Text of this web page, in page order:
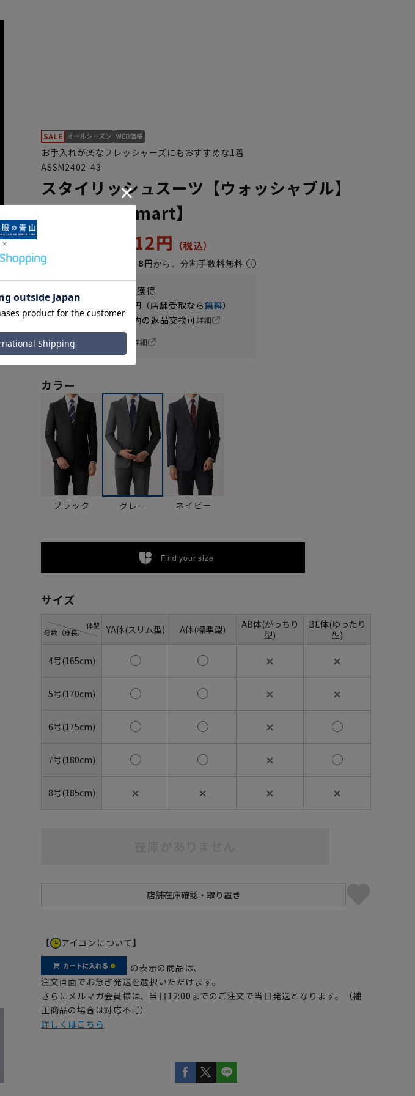
お手入れが楽なフレッシャーズにもおすすめな1着
ASSM2402-43
スタイリッシュスーツ【ウォッシャブル】
【Plastics Smart】
17,512円
月々2,918円から。分割手数料無料
pt獲得
送料 全国一律
円（店舗受取なら無料）
お届けから8日以内の返品交換可詳細
一部対象外商品あり
お届け日を調べる 詳細
カラー
ブラック グレー ネイビー
Find your size
サイズ
号数（身長）
体型 YA体(スリム型) A体(標準型)
AB体(がっちり
型)
BE体(ゆったり
型)
4号(165cm) ✕ ✕
5号(170cm) ✕ ✕
6号(175cm) ✕
7号(180cm) ✕
8号(185cm) ✕ ✕ ✕ ✕
【 アイコンについて】
の表示の商品は、
注文画面でお急ぎ発送を選択いただけます。
さらにメルマガ会員様は、当日12:00までのご注文で当日発送となります。（補
正商品の場合は対応不可）
詳しくはこちら